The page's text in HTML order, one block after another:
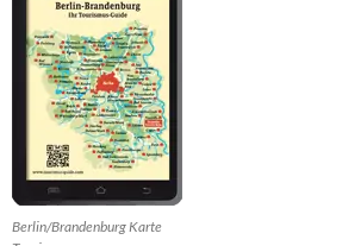
Berlin/Brandenburg Karte